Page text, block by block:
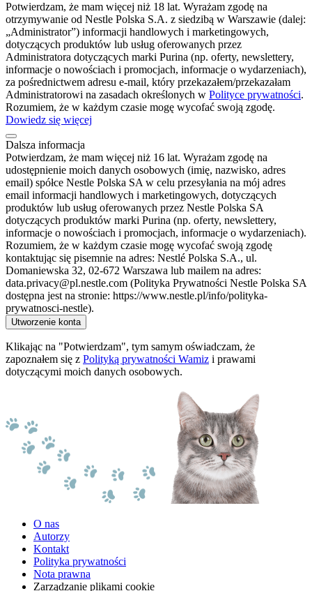
Potwierdzam, że mam więcej niż 18 lat. Wyrażam zgodę na
otrzymywanie od Nestle Polska S.A. z siedzibą w Warszawie (dalej:
„Administrator”) informacji handlowych i marketingowych,
dotyczących produktów lub usług oferowanych przez
Administratora dotyczących marki Purina (np. oferty, newslettery,
informacje o nowościach i promocjach, informacje o wydarzeniach),
za pośrednictwem adresu e-mail, który przekazałem/przekazałam
Administratorowi na zasadach określonych w Polityce prywatności.
Rozumiem, że w każdym czasie mogę wycofać swoją zgodę.
Dowiedz się więcej
Dalsza informacja
Potwierdzam, że mam więcej niż 16 lat. Wyrażam zgodę na
udostępnienie moich danych osobowych (imię, nazwisko, adres
email) spółce Nestle Polska SA w celu przesyłania na mój adres
email informacji handlowych i marketingowych, dotyczących
produktów lub usług oferowanych przez Nestle Polska SA
dotyczących produktów marki Purina (np. oferty, newslettery,
informacje o nowościach i promocjach, informacje o wydarzeniach).
Rozumiem, że w każdym czasie mogę wycofać swoją zgodę
kontaktując się pisemnie na adres: Nestlé Polska S.A., ul.
Domaniewska 32, 02-672 Warszawa lub mailem na adres:
data.privacy@pl.nestle.com (Polityka Prywatności Nestle Polska SA
dostępna jest na stronie: https://www.nestle.pl/info/polityka-
prywatnosci-nestle).
Utworzenie konta
Klikając na "Potwierdzam", tym samym oświadczam, że
zapoznałem się z Polityką prywatności Wamiz i prawami
dotyczącymi moich danych osobowych.
O nas
Autorzy
Kontakt
Polityka prywatności
Nota prawna
Zarządzanie plikami cookie